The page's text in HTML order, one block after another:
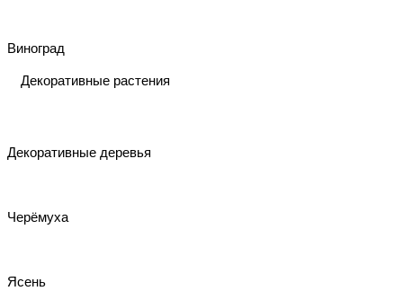
Виноград
Декоративные растения
Декоративные деревья
Черёмуха
Ясень